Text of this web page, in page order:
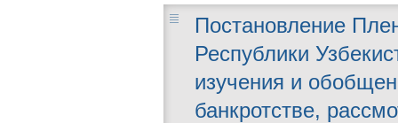
Постановление
Республики
изучения и
банкротстве,